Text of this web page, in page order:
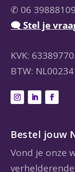
✆ 06 39888109
🗨 Stel je
KVK: 63389770
BTW:
Bestel jouw
Vond je onze